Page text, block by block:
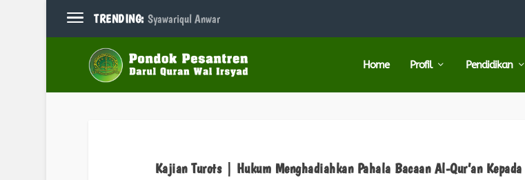
TRENDING: Syawariqul Anwar
Home Profil Pendidikan
Kajian Turots | Hukum Menghadiahkan Pahala Bacaan Al-Qur’an